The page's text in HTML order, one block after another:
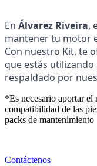
En Álvarez Riveira,
mantener tu motor
Con nuestro Kit, te
que estás
respaldado por
*Es necesario aportar
compatibilidad de las
packs de mantenimiento
Contáctenos